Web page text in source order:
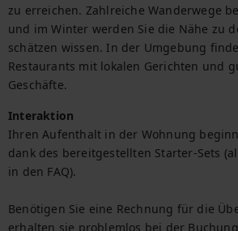
zu erreichen. Zahlreiche Wanderwege
und im Winter werden Sie die Nähe zu
schätzen wissen. In der Umgebung
Restaurants mit lokalen Gerichten und
Geschäfte.
Interaktion
Ihren Aufenthalt in der Wohnung
dank des bereitgestellten Starter-Sets
in den FAQ).
Benötigen Sie eine Rechnung für die
erhalten sie problemlos bei der